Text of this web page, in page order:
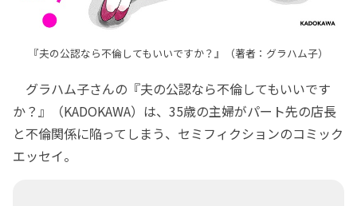
『夫の公認なら不倫してもいいですか？』（著者：グラハム子）
グラハム子さんの『夫の公認なら不倫してもいいです
か？』（KADOKAWA）は、35歳の主婦がパート先の店長
と不倫関係に陥ってしまう、セミフィクションのコミック
エッセイ。